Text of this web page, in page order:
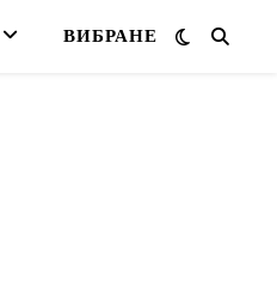
ВИБРАНЕ